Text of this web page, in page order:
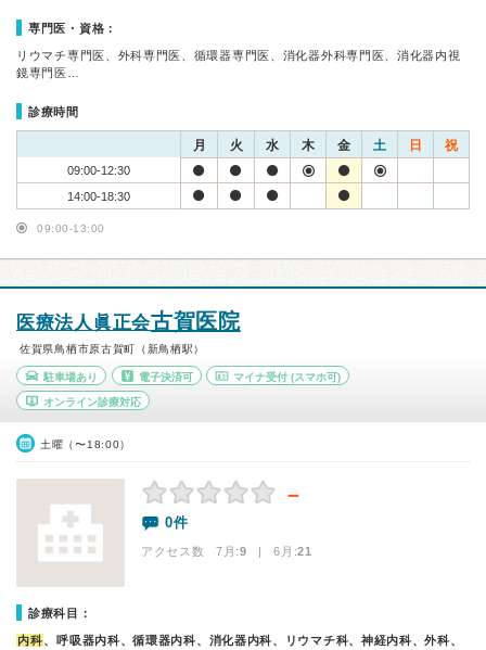
専門医・資格：
リウマチ専門医、外科専門医、循環器専門医、消化器外科専門医、消化器内視
鏡専門医…
診療時間
月 火 水 木 金 土 日 祝
09:00-12:30
14:00-18:30
09:00-13:00
医療法人眞正会古賀医院
佐賀県鳥栖市原古賀町（新鳥栖駅）
駐車場あり 電子決済可 マイナ受付 (スマホ可)
オンライン診療対応
土曜（〜18:00）
－
0件
アクセス数 7月:9 | 6月:21
診療科目：
内科、呼吸器内科、循環器内科、消化器内科、リウマチ科、神経内科、外科、